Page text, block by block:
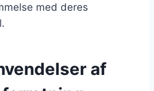
med deres
af